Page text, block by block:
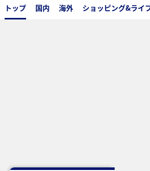
トップ 国内 海外 ショッピング&ライ